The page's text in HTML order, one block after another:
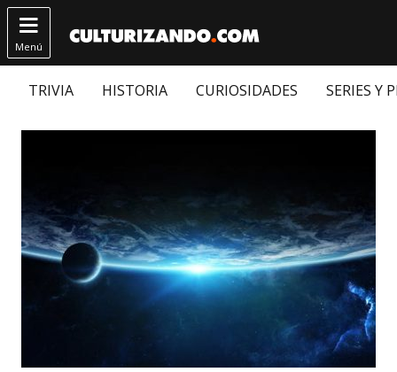

Menú
TRIVIA HISTORIA CURIOSIDADES SERIES Y